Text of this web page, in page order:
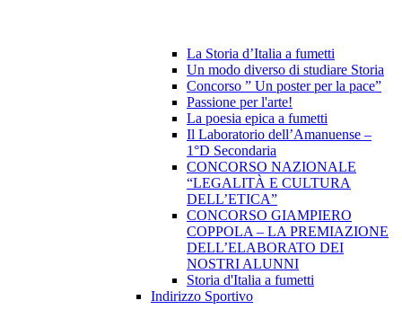
La Storia d’Italia a fumetti
Un modo diverso di studiare Storia
Concorso ” Un poster per la pace”
Passione per l'arte!
La poesia epica a fumetti
Il Laboratorio dell’Amanuense –
1°D Secondaria
CONCORSO NAZIONALE
“LEGALITÀ E CULTURA
DELL’ETICA”
CONCORSO GIAMPIERO
COPPOLA – LA PREMIAZIONE
DELL’ELABORATO DEI
NOSTRI ALUNNI
Storia d'Italia a fumetti
Indirizzo Sportivo